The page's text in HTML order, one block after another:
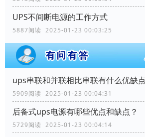
UPS不间断电源的工作方式
5887阅读 2025-01-23 00:03:25
ups串联和并联相比串联有什么优缺
5909阅读 2025-01-23 00:04:31
后备式ups电源有哪些优点和缺点？
5729阅读 2025-01-23 00:04:14